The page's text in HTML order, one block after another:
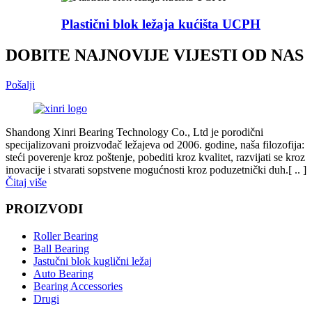
Plastični blok ležaja kućišta UCPH
DOBITE NAJNOVIJE VIJESTI OD NAS
Pošalji
Shandong Xinri Bearing Technology Co., Ltd je porodični
specijalizovani proizvođač ležajeva od 2006. godine, naša filozofija:
steći poverenje kroz poštenje, pobediti kroz kvalitet, razvijati se kroz
inovacije i stvarati sopstvene mogućnosti kroz poduzetnički duh.[ .. ]
Čitaj više
PROIZVODI
Roller Bearing
Ball Bearing
Jastučni blok kuglični ležaj
Auto Bearing
Bearing Accessories
Drugi